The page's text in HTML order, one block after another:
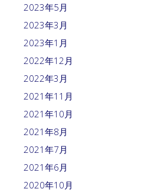
2023年5月
2023年3月
2023年1月
2022年12月
2022年3月
2021年11月
2021年10月
2021年8月
2021年7月
2021年6月
2020年10月